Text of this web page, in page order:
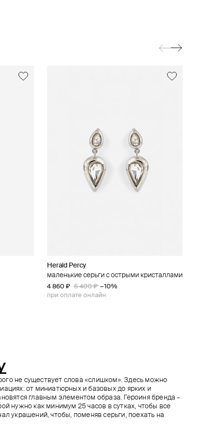
Herald Percy
маленькие серьги с острыми кристаллами
4 860 ₽ 5 400 ₽ −10%
при оплате онлайн
Herald Percy
серебристые серьги с квадратными
кристаллами
5 850 ₽ 6 500 ₽ −10%
Herald Percy
золотистые пусеты с кристаллами
5 490 ₽ 6 100 ₽ −10%
при оплате онлайн
Herald Percy
серебристые серьги-дорожки с
кристаллами в форме звезд
4 320 ₽ 5 400 ₽ −20%
не существует слова «слишком». Здесь можно
от миниатюрных и базовых до ярких и
главным элементом образа. Героиня бренда –
нужно как минимум 25 часов в сутках, чтобы все
украшений, чтобы, поменяв серьги, поехать на